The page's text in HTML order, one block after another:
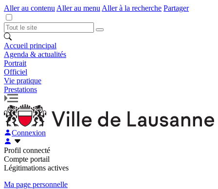
Aller au contenu Aller au menu Aller à la recherche Partager
Accueil principal
Agenda & actualités
Portrait
Officiel
Vie pratique
Prestations
Connexion
Profil connecté
Compte portail
Légitimations actives
Ma page personnelle